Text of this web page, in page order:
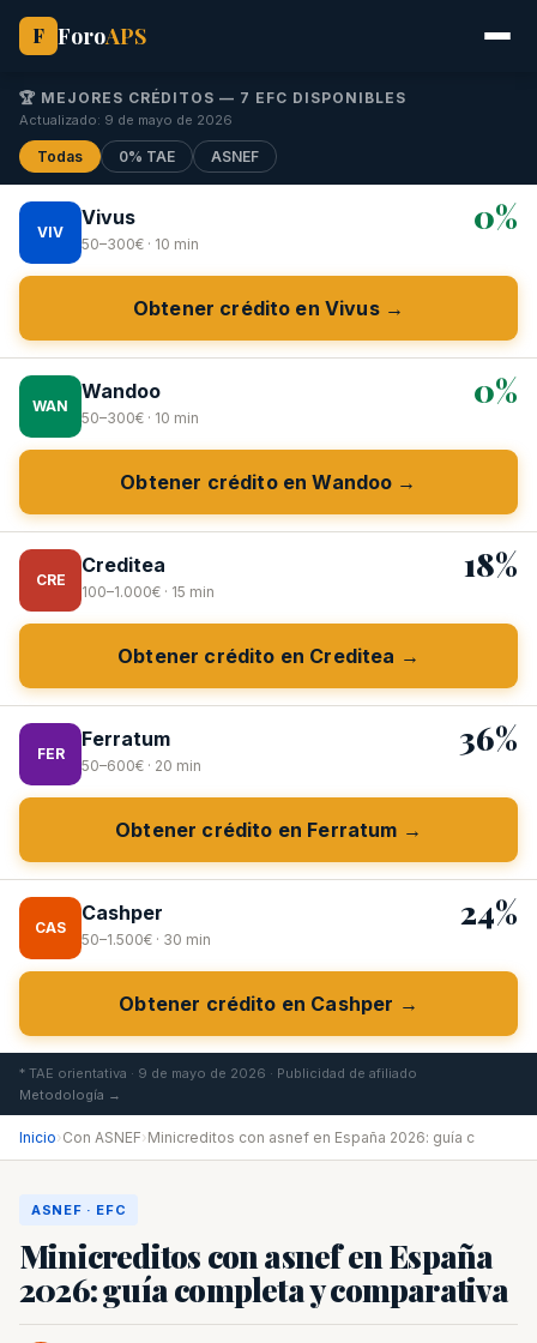
F ForoAPS
🏆 MEJORES CRÉDITOS — 7 EFC DISPONIBLES
Actualizado: 9 de mayo de 2026
Todas 0% TAE ASNEF
VIV
Vivus
50–300€ · 10 min
0%
Obtener crédito en Vivus →
WAN
Wandoo
50–300€ · 10 min
0%
Obtener crédito en Wandoo →
CRE
Creditea
100–1.000€ · 15 min
18%
Obtener crédito en Creditea →
FER
Ferratum
50–600€ · 20 min
36%
Obtener crédito en Ferratum →
CAS
Cashper
50–1.500€ · 30 min
24%
Obtener crédito en Cashper →
* TAE orientativa · 9 de mayo de 2026 · Publicidad de afiliado
Metodología →
Inicio›Con ASNEF›Minicreditos con asnef en España 2026: guía c
ASNEF · EFC
Minicreditos con asnef en España
2026: guía completa y comparativa